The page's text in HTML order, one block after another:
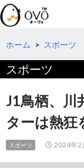
検
索
コ
テ
へ
動
ホーム > スポーツ
スポーツ
J1鳥栖、川
ターは熱狂
スポーツ 2024年2